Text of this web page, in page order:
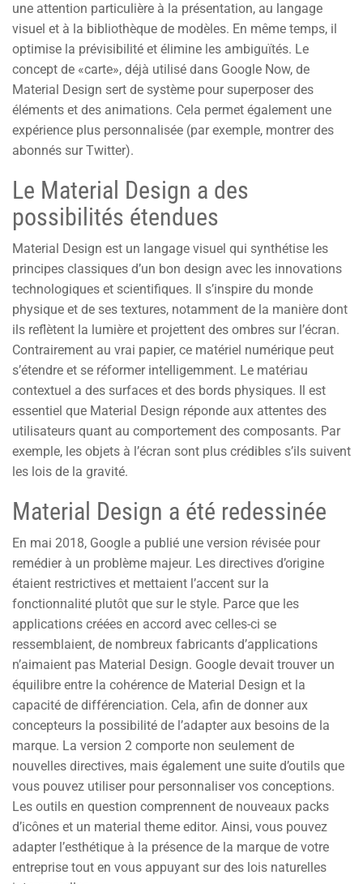
une attention particulière à la présentation, au langage
visuel et à la bibliothèque de modèles. En même temps, il
optimise la prévisibilité et élimine les ambiguïtés. Le
concept de «carte», déjà utilisé dans Google Now, de
Material Design sert de système pour superposer des
éléments et des animations. Cela permet également une
expérience plus personnalisée (par exemple, montrer des
abonnés sur Twitter).
Le Material Design a des
possibilités étendues
Material Design est un langage visuel qui synthétise les
principes classiques d’un bon design avec les innovations
technologiques et scientifiques. Il s’inspire du monde
physique et de ses textures, notamment de la manière dont
ils reflètent la lumière et projettent des ombres sur l’écran.
Contrairement au vrai papier, ce matériel numérique peut
s’étendre et se réformer intelligemment. Le matériau
contextuel a des surfaces et des bords physiques. Il est
essentiel que Material Design réponde aux attentes des
utilisateurs quant au comportement des composants. Par
exemple, les objets à l’écran sont plus crédibles s’ils suivent
les lois de la gravité.
Material Design a été redessinée
En mai 2018, Google a publié une version révisée pour
remédier à un problème majeur. Les directives d’origine
étaient restrictives et mettaient l’accent sur la
fonctionnalité plutôt que sur le style. Parce que les
applications créées en accord avec celles-ci se
ressemblaient, de nombreux fabricants d’applications
n’aimaient pas Material Design. Google devait trouver un
équilibre entre la cohérence de Material Design et la
capacité de différenciation. Cela, afin de donner aux
concepteurs la possibilité de l’adapter aux besoins de la
marque. La version 2 comporte non seulement de
nouvelles directives, mais également une suite d’outils que
vous pouvez utiliser pour personnaliser vos conceptions.
Les outils en question comprennent de nouveaux packs
d’icônes et un material theme editor. Ainsi, vous pouvez
adapter l’esthétique à la présence de la marque de votre
entreprise tout en vous appuyant sur des lois naturelles